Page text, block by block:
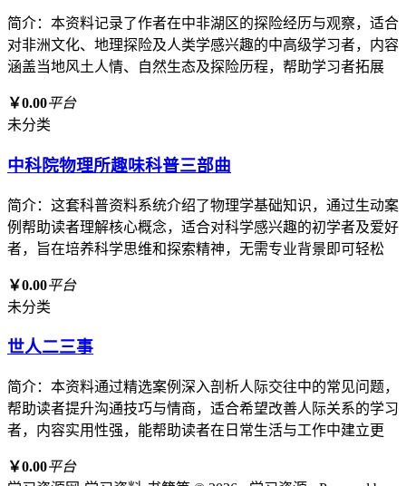
简介：本资料记录了作者在中非湖区的探险经历与观察，适合
对非洲文化、地理探险及人类学感兴趣的中高级学习者，内容
涵盖当地风土人情、自然生态及探险历程，帮助学习者拓展
￥0.00平台
未分类
中科院物理所趣味科普三部曲
简介：这套科普资料系统介绍了物理学基础知识，通过生动案
例帮助读者理解核心概念，适合对科学感兴趣的初学者及爱好
者，旨在培养科学思维和探索精神，无需专业背景即可轻松
￥0.00平台
未分类
世人二三事
简介：本资料通过精选案例深入剖析人际交往中的常见问题，
帮助读者提升沟通技巧与情商，适合希望改善人际关系的学习
者，内容实用性强，能帮助读者在日常生活与工作中建立更
￥0.00平台